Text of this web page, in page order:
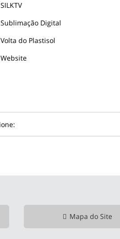
SILKTV
Sublimação Digital
Volta do Plastisol
Website
Mapa do Site